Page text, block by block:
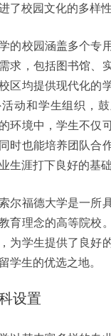
了校园文化的多样性
的校园涵盖多个专
求，包括图书馆、
区均提供现代化的
动和学生组织，
环境中，学生不仅
时也能培养团队合
生涯打下良好的基础
尔福德大学是一所
育理念的高等院校
为学生提供了良好
学生的优选之地。
设置